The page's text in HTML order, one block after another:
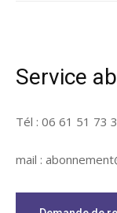
Service
Tél : 06 61 51 73
mail :